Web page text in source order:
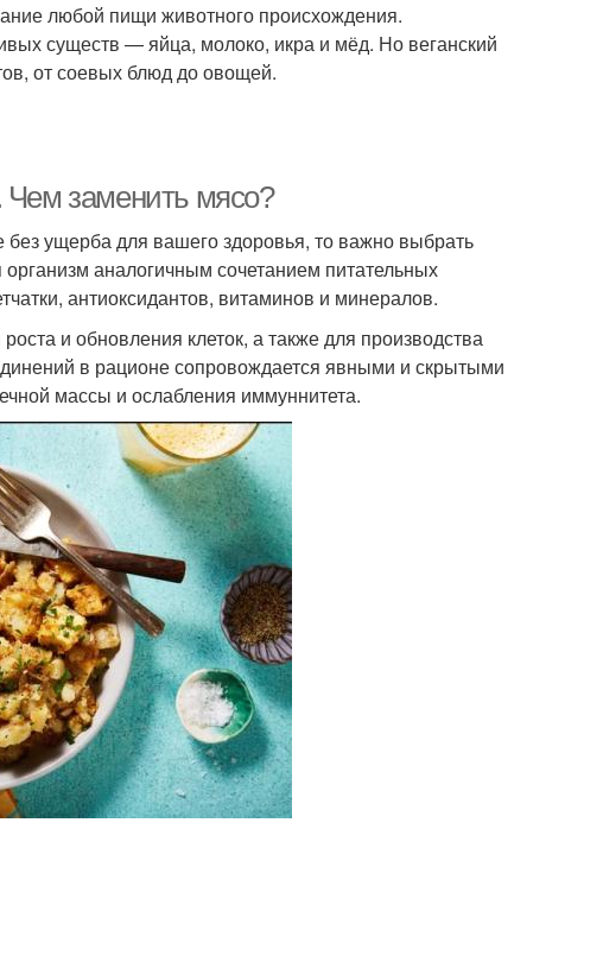
любой пищи животного происхождения.
существ — яйца, молоко, икра и мёд. Но веганский
от соевых блюд до овощей.
Чем заменить мясо?
ущерба для вашего здоровья, то важно выбрать
аналогичным сочетанием питательных
антиоксидантов, витаминов и минералов.
и обновления клеток, а также для производства
в рационе сопровождается явными и скрытыми
массы и ослабления иммуннитета.